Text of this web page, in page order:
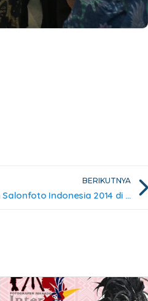
BERIKUTNYA
Pembukaan Pameran Salonfoto Indonesia 2014 di Medan